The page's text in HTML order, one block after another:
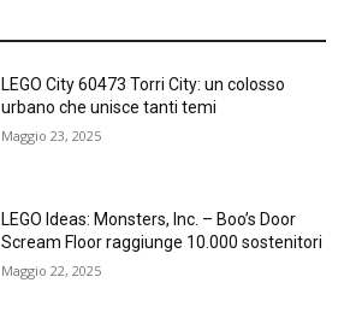
LEGO City 60473 Torri City: un colosso
urbano che unisce tanti temi
Maggio 23, 2025
LEGO Ideas: Monsters, Inc. – Boo’s Door
Scream Floor raggiunge 10.000 sostenitori
Maggio 22, 2025